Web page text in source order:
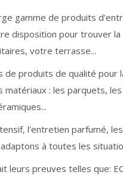
gamme de produits
disposition pour trouver
votre terrasse...
de produits de qualité pour
matériaux : les parquets,
l'entretien parfumé,
à toutes les
preuves telles que: